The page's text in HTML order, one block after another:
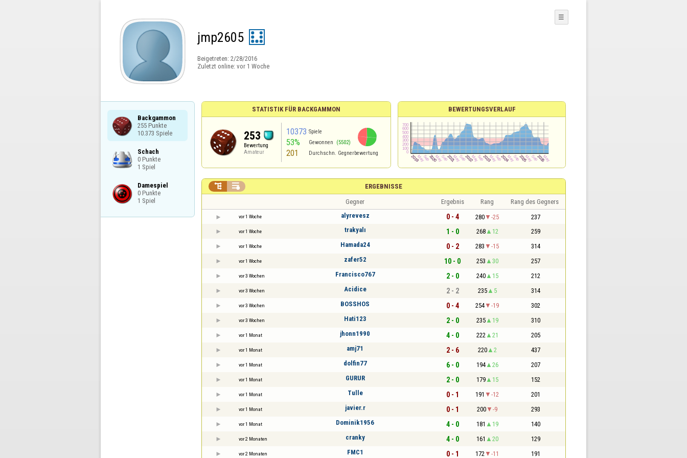
jmp2605
Beigetreten: 2/28/2016
Zuletzt online: vor 1 Woche
☰
Backgammon
255 Punkte
10.373 Spiele
Schach
0 Punkte
1 Spiel
Damespiel
0 Punkte
1 Spiel
STATISTIK FÜR BACKGAMMON
253
Bewertung
Amateur
10373 Spiele
53% Gewonnen (5502)
201 Durchschn. Gegnerbewertung
BEWERTUNGSVERLAUF
ERGEBNISSE
 
Gegner Ergebnis Rang Rang des Gegners
vor 1 Woche alyrevesz 0 - 4 280 -25 237
vor 1 Woche trakyalı 1 - 0 268 12 259
vor 1 Woche Hamada24 0 - 2 283 -15 314
vor 1 Woche zafer52 10 - 0 253 30 257
vor 3 Wochen Francisco767 2 - 0 240 15 212
vor 3 Wochen Acidice 2 - 2 235 5 314
vor 3 Wochen BOSSHOS 0 - 4 254 -19 302
vor 3 Wochen Hati123 2 - 0 235 19 310
vor 1 Monat jhonn1990 4 - 0 222 21 205
vor 1 Monat amj71 2 - 6 220 2 437
vor 1 Monat dolfin77 6 - 0 194 26 207
vor 1 Monat GURUR 2 - 0 179 15 152
vor 1 Monat Tulle 0 - 1 191 -12 201
vor 1 Monat javier.r 0 - 1 200 -9 293
vor 1 Monat Dominik1956 4 - 0 181 19 140
vor 2 Monaten cranky 4 - 0 161 20 129
vor 2 Monaten FMC1 0 - 1 172 -11 191